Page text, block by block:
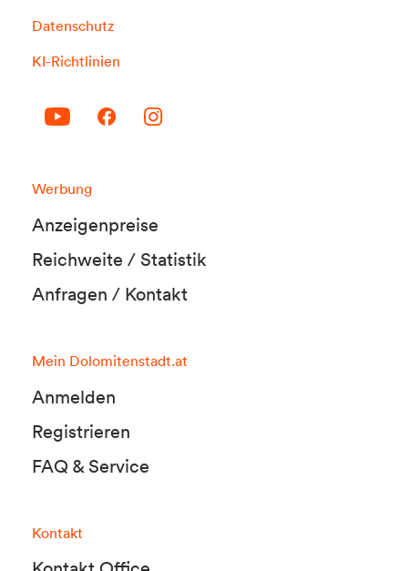
Datenschutz
KI-Richtlinien
Werbung
Anzeigenpreise
Reichweite / Statistik
Anfragen / Kontakt
Mein Dolomitenstadt.at
Anmelden
Registrieren
FAQ & Service
Kontakt